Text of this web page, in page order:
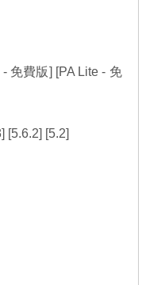
免費版] [PA Lite - 免
] [5.6.2] [5.2]